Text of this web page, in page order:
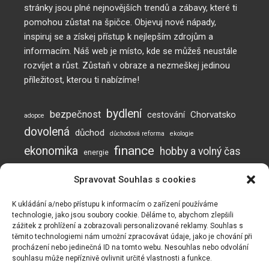
Spravovat Souhlas s cookies
K ukládání a/nebo přístupu k informacím o zařízení používáme
technologie, jako jsou soubory cookie. Děláme to, abychom zlepšili
zážitek z prohlížení a zobrazovali personalizované reklamy. Souhlas s
těmito technologiemi nám umožní zpracovávat údaje, jako je chování při
procházení nebo jedinečná ID na tomto webu. Nesouhlas nebo odvolání
souhlasu může nepříznivě ovlivnit určité vlastnosti a funkce.
Naše webové stránky používají soubory cookie ke zlepšení a
přizpůsobení vašeho zážitku a k zobrazování reklam (pokud
existují). Naše webové stránky mohou také obsahovat
soubory cookie od třetích stran, jako je Google Adsense,
stránky jsou plné nejnovějších trendů a zábavy, které ti
pomohou zůstat na špičce. Objevuj nové nápady,
inspiruj se a získej přístup k nejlepším zdrojům a
informacím. Náš web je místo, kde se můžeš neustále
rozvíjet a růst. Zůstaň v obraze a nezmeškej jedinou
příležitost, kterou ti nabízíme!
adopce bezpečnost bydlení cestování Chorvatsko
dovolená důchod důchodová reforma ekologie
ekonomika energie finance hobby a volný čas
mužská neplodnost
Neplodnost
pes plodnost podvod podvody potraviny prevence práce
psí online škola rady a tipy recyklace
spánek testosteron turismus valorizace vaření vzdělávání
výcvik psa zdraví